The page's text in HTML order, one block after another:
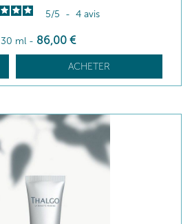
5/5 - 4 avis
30 ml - 86,00 €
ACHETER